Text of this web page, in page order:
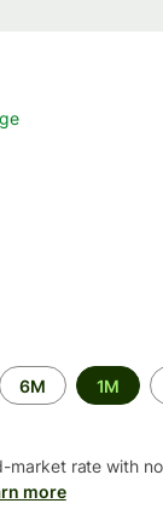
1M
6M
market rate with
more